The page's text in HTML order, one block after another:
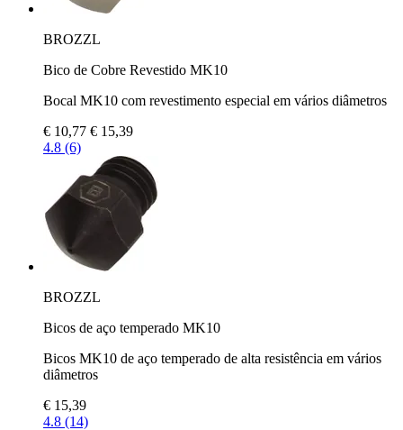
BROZZL
Bico de Cobre Revestido MK10
Bocal MK10 com revestimento especial em vários diâmetros
€ 10,77 € 15,39
4.8 (6)
BROZZL
Bicos de aço temperado MK10
Bicos MK10 de aço temperado de alta resistência em vários
diâmetros
€ 15,39
4.8 (14)